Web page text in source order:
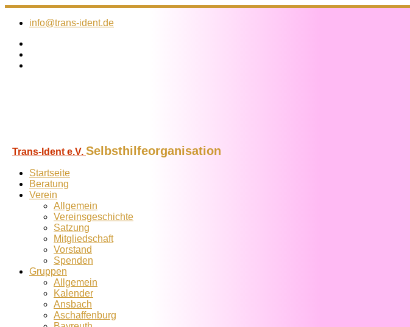
Zum
Inhalt
info@trans-ident.de
Trans-Ident e.V. Selbsthilfeorganisation
Startseite
Beratung
Verein
Allgemein
Vereins­geschichte
Satzung
Mitglied­schaft
Vorstand
Spenden
Gruppen
Allgemein
Kalender
Ansbach
Aschaffenburg